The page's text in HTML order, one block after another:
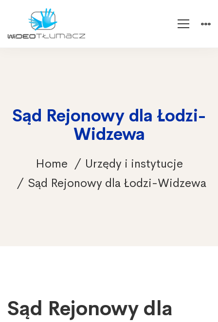
Sąd Rejonowy dla Łodzi-
Widzewa
Home
Urzędy i instytucje
Sąd Rejonowy dla Łodzi-Widzewa
Sąd
Rejonowy
Sąd Rejonowy dla